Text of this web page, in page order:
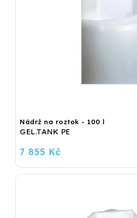
Nádrž na roztok - 100 l
GEL.TANK PE
7 855 Kč